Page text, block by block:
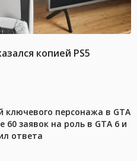
копией PS5
ключевого персонажа в GTA
60 заявок на роль в GTA 6 и
ответа